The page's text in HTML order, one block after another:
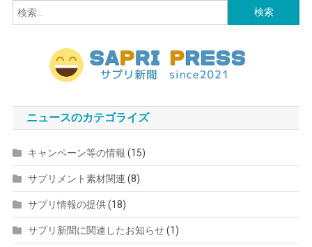
索:
ニュースのカテゴライズ
キャンペーン等の情報 (15)
サプリメント素材関連 (8)
サプリ情報の提供(18)
サプリ新聞に関連したお知らせ(1)